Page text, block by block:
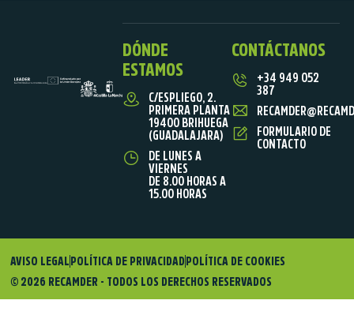
DÓNDE
ESTAMOS
C/ESPLIEGO, 2.
PRIMERA PLANTA
19400 BRIHUEGA
(GUADALAJARA)
DE LUNES A
VIERNES
DE 8.00 HORAS A
15.00 HORAS
CONTÁCTANOS
+34 949 052
387
FORMULARIO DE
CONTACTO
© 2026 RECAMDER - TODOS LOS DERECHOS RESERVADOS
AVISO LEGAL POLÍTICA DE PRIVACIDAD POLÍTICA DE COOKIES